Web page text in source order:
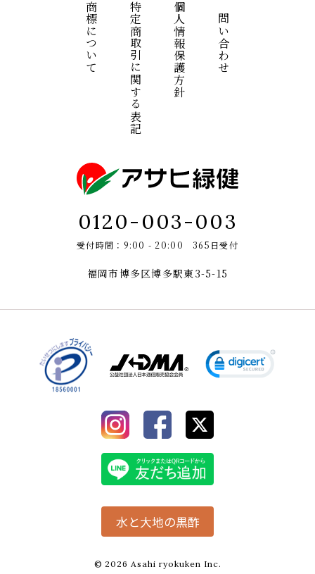
お問い合わせ
個人情報保護方針
特定商取引に関する表記
商標について
0120-003-003
受付時間：9:00 - 20:00 365日受付
福岡市博多区博多駅東3-5-15
水と大地の黒酢
© 2026 Asahi ryokuken Inc.